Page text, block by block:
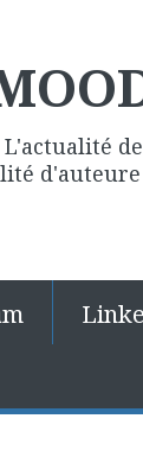
L'actualité